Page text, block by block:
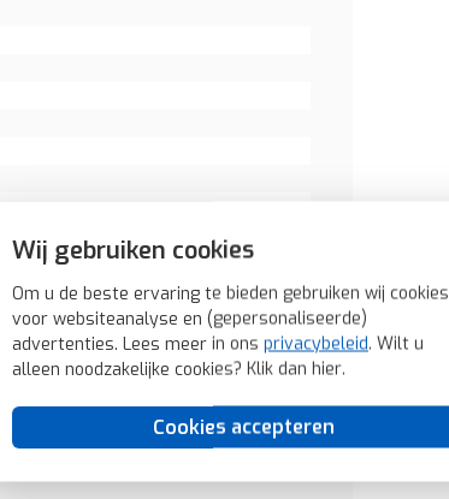
Wij gebruiken cookies
Om u de beste ervaring te bieden gebruiken wij cookies
voor websiteanalyse en (gepersonaliseerde)
advertenties. Lees meer in ons privacybeleid. Wilt u
alleen noodzakelijke cookies? Klik dan hier.
Cookies accepteren
(10119969)